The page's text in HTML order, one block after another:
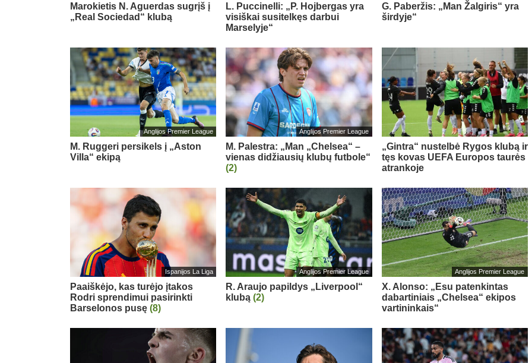
Marokietis N. Aguerdas sugrįš į
„Real Sociedad“ klubą
L. Puccinelli: „P. Hojbergas yra
visiškai susitelkęs darbui
Marselyje“
G. Paberžis: „Man Žalgiris“ yra
širdyje“
Anglijos Premier League
M. Ruggeri persikels į „Aston
Villa“ ekipą
Anglijos Premier League
M. Palestra: „Man „Chelsea“ –
vienas didžiausių klubų futbole“
(2)
„Gintra“ nustelbė Rygos klubą ir
tęs kovas UEFA Europos taurės
atrankoje
Ispanijos La Liga
Paaiškėjo, kas turėjo įtakos
Rodri sprendimui pasirinkti
Barselonos pusę (8)
Anglijos Premier League
R. Araujo papildys „Liverpool“
klubą(2)
Anglijos Premier League
X. Alonso: „Esu patenkintas
dabartiniais „Chelsea“ ekipos
vartininkais“